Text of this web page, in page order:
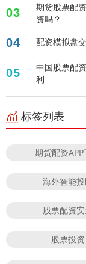
03
期货股票配
资吗？
04 配资模拟盘
05
中国股票配
利
标签列表
期货配资APP
海外智能
股票配资
股票投资